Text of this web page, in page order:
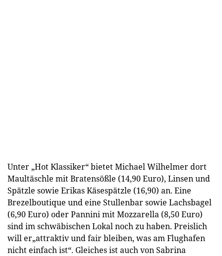
Unter „Hot Klassiker“ bietet Michael Wilhelmer dort
Maultäschle mit Bratensößle (14,90 Euro), Linsen und
Spätzle sowie Erikas Käsespätzle (16,90) an. Eine
Brezelboutique und eine Stullenbar sowie Lachsbagel
(6,90 Euro) oder Pannini mit Mozzarella (8,50 Euro)
sind im schwäbischen Lokal noch zu haben. Preislich
will er„attraktiv und fair bleiben, was am Flughafen
nicht einfach ist“. Gleiches ist auch von Sabrina